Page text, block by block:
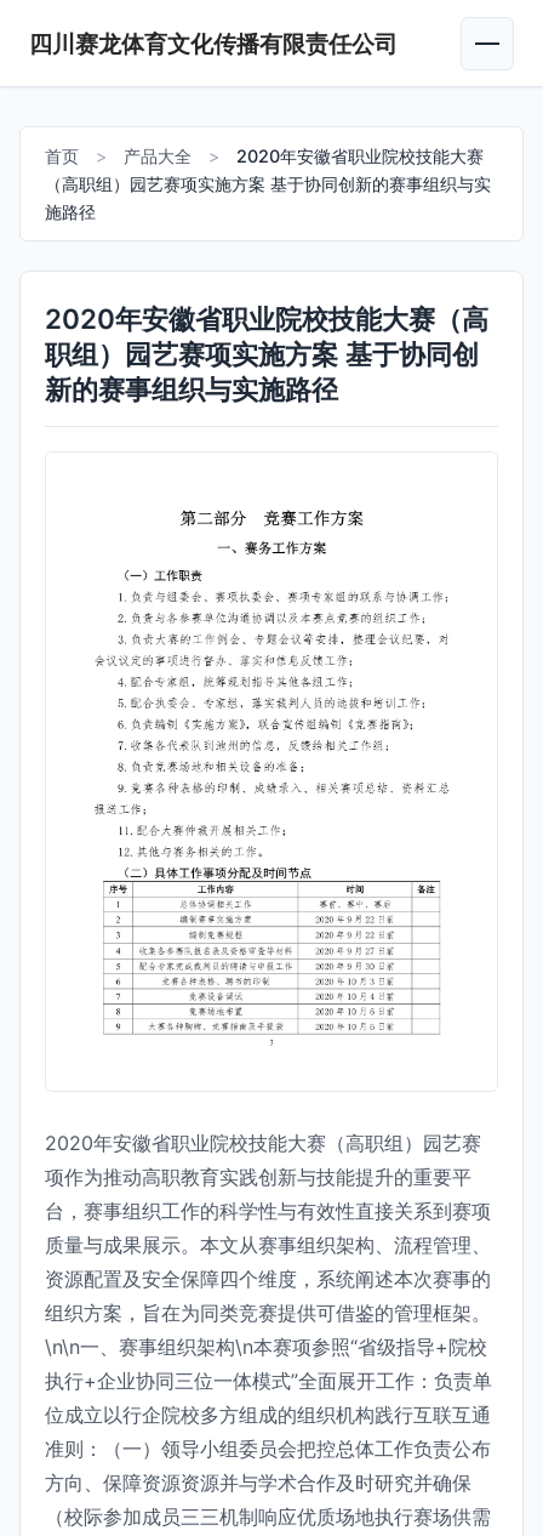
四川赛龙体育文化传播有限责任公司
首页 > 产品大全 >
2020年安徽省职业院校技能大赛
（高职组）园艺赛项实施方案 基于协同创新的赛事组织与实
施路径
2020年安徽省职业院校技能大赛（高
职组）园艺赛项实施方案 基于协同创
新的赛事组织与实施路径
2020年安徽省职业院校技能大赛（高职组）园艺赛
项作为推动高职教育实践创新与技能提升的重要平
台，赛事组织工作的科学性与有效性直接关系到赛项
质量与成果展示。本文从赛事组织架构、流程管理、
资源配置及安全保障四个维度，系统阐述本次赛事的
组织方案，旨在为同类竞赛提供可借鉴的管理框架。
\n\n一、赛事组织架构\n本赛项参照“省级指导+院校
执行+企业协同三位一体模式”全面展开工作：负责单
位成立以行企院校多方组成的组织机构践行互联互通
准则：（一）领导小组委员会把控总体工作负责公布
方向、保障资源资源并与学术合作及时研究并确保
（校际参加成员三三机制响应优质场地执行赛场供需